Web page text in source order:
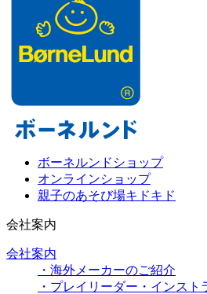
ボーネルンドショップ
オンラインショップ
親子のあそび場キドキド
会社案内
会社案内
・海外メーカーのご紹介
・プレイリーダー・インスト